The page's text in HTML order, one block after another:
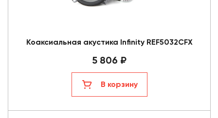
Коаксиальная акустика Infinity REF5032CFX
5 806 ₽
В корзину